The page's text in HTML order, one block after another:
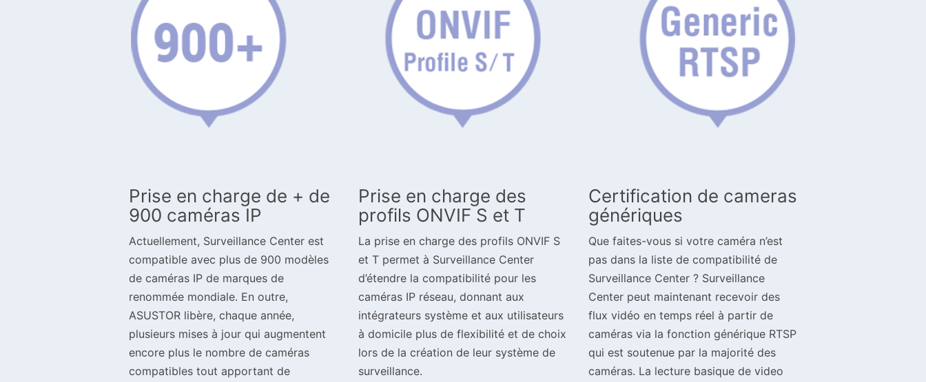
Prise en charge de + de
900 caméras IP
Actuellement, Surveillance Center est
compatible avec plus de 900 modèles
de caméras IP de marques de
renommée mondiale. En outre,
ASUSTOR libère, chaque année,
plusieurs mises à jour qui augmentent
encore plus le nombre de caméras
compatibles tout apportant de
Prise en charge des
profils ONVIF S et T
La prise en charge des profils ONVIF S
et T permet à Surveillance Center
d’étendre la compatibilité pour les
caméras IP réseau, donnant aux
intégrateurs système et aux utilisateurs
à domicile plus de flexibilité et de choix
lors de la création de leur système de
surveillance.
Certification de cameras
génériques
Que faites-vous si votre caméra n’est
pas dans la liste de compatibilité de
Surveillance Center ? Surveillance
Center peut maintenant recevoir des
flux vidéo en temps réel à partir de
caméras via la fonction générique RTSP
qui est soutenue par la majorité des
caméras. La lecture basique de video